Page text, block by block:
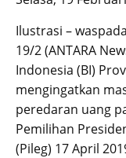
Ilustrasi –
19/2 (ANTARA
Indonesia (BI)
mengingatkan
peredaran uang
Pemilihan
(Pileg) 17 April